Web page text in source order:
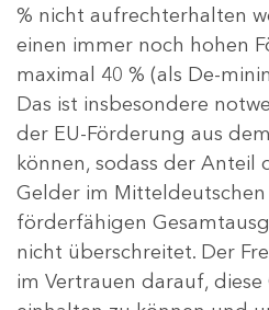
% nicht aufrechterhalten
einen immer noch hohen
maximal 40 % (als De-
Das ist insbesondere
der EU-Förderung aus
können, sodass der Anteil
Gelder im Mitteldeutschen
förderfähigen
nicht überschreitet. Der
im Vertrauen darauf,